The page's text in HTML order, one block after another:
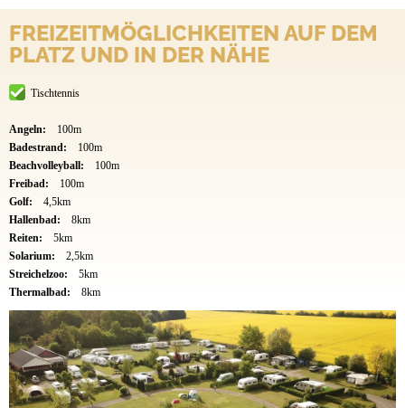
FREIZEITMÖGLICHKEITEN AUF DEM
PLATZ UND IN DER NÄHE
Tischtennis
Angeln:
100m
Badestrand:
100m
Beachvolleyball:
100m
Freibad:
100m
Golf:
4,5km
Hallenbad:
8km
Reiten:
5km
Solarium:
2,5km
Streichelzoo:
5km
Thermalbad:
8km